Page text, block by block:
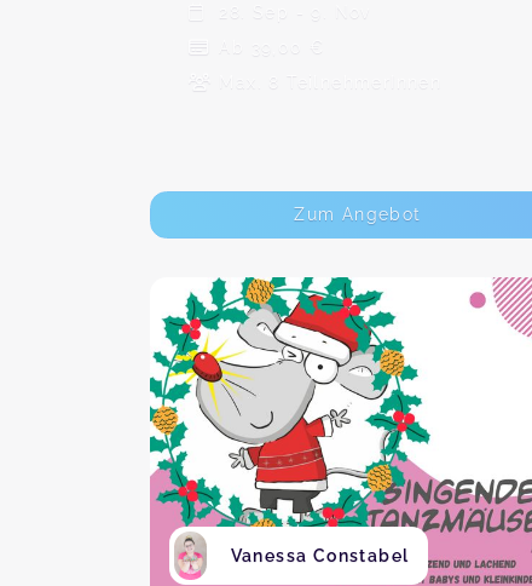
28. Sep - 9. Nov
Ab 39,00 €
Max. 8 TeilnehmerInnen
Zum Angebot
Vanessa Constabel